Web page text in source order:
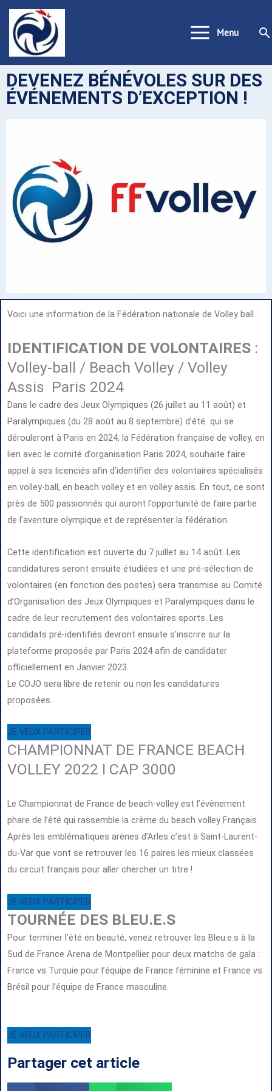
Aller
contenu
Menu
DEVENEZ BÉNÉVOLES SUR DES
ÉVÉNEMENTS D’EXCEPTION !
Voici une information de la Fédération nationale de Volley ball
IDENTIFICATION DE VOLONTAIRES :
Volley-ball / Beach Volley / Volley
Assis Paris 2024
Dans le cadre des Jeux Olympiques (26 juillet au 11 août) et
Paralympiques (du 28 août au 8 septembre) d’été qui se
dérouleront à Paris en 2024, la Fédération française de volley, en
lien avec le comité d’organisation Paris 2024, souhaite faire
appel à ses licenciés afin d’identifier des volontaires spécialisés
en volley-ball, en beach volley et en volley assis. En tout, ce sont
près de 500 passionnés qui auront l’opportunité de faire partie
de l’aventure olympique et de représenter la fédération.
Cette identification est ouverte du 7 juillet au 14 août. Les
candidatures seront ensuite étudiées et une pré-sélection de
volontaires (en fonction des postes) sera transmise au Comité
d’Organisation des Jeux Olympiques et Paralympiques dans le
cadre de leur recrutement des volontaires sports. Les
candidats pré-identifiés devront ensuite s’inscrire sur la
plateforme proposée par Paris 2024 afin de candidater
officiellement en Janvier 2023.
Le COJO sera libre de retenir ou non les candidatures
proposées.
JE VEUX PARTICIPER
CHAMPIONNAT DE FRANCE BEACH
VOLLEY 2022 I CAP 3000
Le Championnat de France de beach-volley est l’évènement
phare de l’été qui rassemble la crème du beach volley Français.
Après les emblématiques arènes d’Arles c’est à Saint-Laurent-
du-Var que vont se retrouver les 16 paires les mieux classées
du circuit français pour aller chercher un titre !
JE VEUX PARTICIPER
TOURNÉE DES BLEU.E.S
Pour terminer l’été en beauté, venez retrouver les Bleu.e.s à la
Sud de France Arena de Montpellier pour deux matchs de gala :
France vs Turquie pour l’équipe de France féminine et France vs
Brésil pour l’équipe de France masculine.
JE VEUX PARTICIPER
Partager cet article